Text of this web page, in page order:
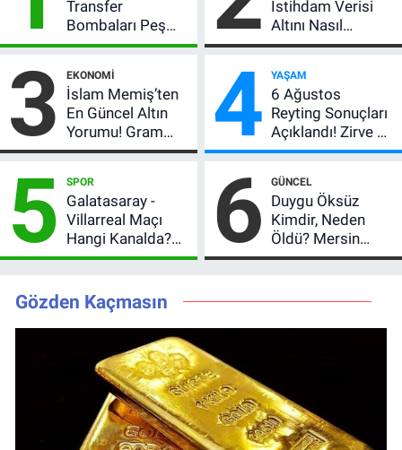
Transfer
Bombaları Peş
Peşe! Adalı
Açıkladı, 5 Yıldız
Daha Listede
İstihdam Verisi
Altını Nasıl
Etkiler? Çok Basit
3 EKONOMI
İslam Memiş’ten
En Güncel Altın
Yorumu! Gram
Altın İçin 6.350 TL
Beklentisi
Değişmedi
4 YAŞAM
6 Ağustos
Reyting Sonuçları
Açıklandı! Zirve El
Değiştirdi:
MasterChef'i
Geride Bıraktı
5 SPOR
Galatasaray -
Villarreal Maçı
Hangi Kanalda?
Hazırlık Maçı Ne
Kaçta, Nereden
İzlenir?
6 GÜNCEL
Duygu Öksüz
Kimdir, Neden
Öldü? Mersin
Basınının Acı
Gözden Kaçmasın